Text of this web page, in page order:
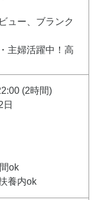
ュー、ブランク
主婦活躍中！高
(2時間)
ok
養内ok